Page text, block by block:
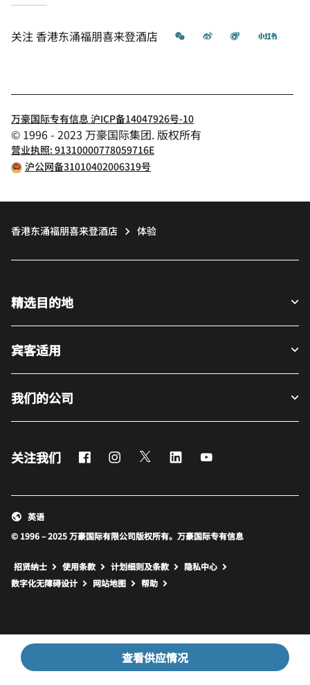
查看供应情况
关注 香港东涌福朋喜来登酒店 微信 微博 飞猪 小红书
万豪国际专有信息 沪ICP备14047926号-10
© 1996 - 2023 万豪国际集团. 版权所有
营业执照: 91310000778059716E
沪公网备31010402006319号
香港东涌福朋喜来登酒店 体验
精选目的地
宾客适用
我们的公司
关注我们 FacebookInstagram
Twitter LinkedIn
© 1996 – 2025 万豪国际有限公司版权所有。万豪国际专有信息
英语
招贤纳士 使用条款 计划细则及条款
隐私中心
数字化无障碍设计
网站地图 打开新窗口
帮助